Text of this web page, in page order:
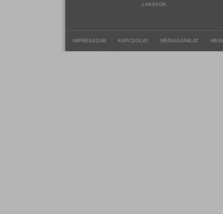
LAKÁSOK
IMPRESSZUM KAPCSOLAT MÉDIAAJÁNLAT